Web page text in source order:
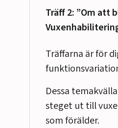
Träff 2: ”Om att
Träffarna är för
Dessa
steget ut till
som förälder.